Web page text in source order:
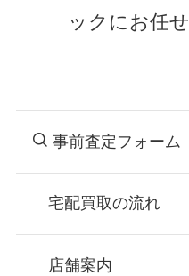
ックにお任
事前査定フォーム
宅配買取の流れ
お申込み
店舗案内